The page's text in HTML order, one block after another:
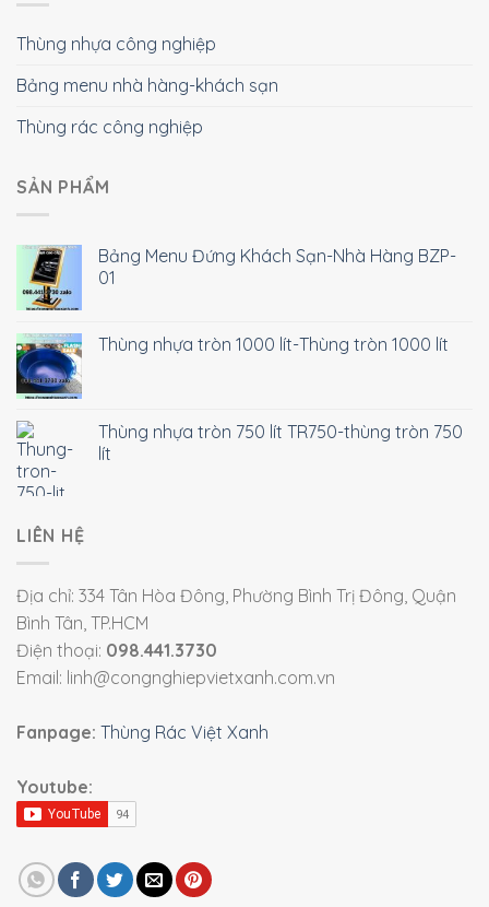
Thùng nhựa công nghiệp
Bảng menu nhà hàng-khách sạn
Thùng rác công nghiệp
SẢN PHẨM
Bảng Menu Đứng Khách Sạn-Nhà Hàng BZP-
01
Thùng nhựa tròn 1000 lít-Thùng tròn 1000 lít
Thùng nhựa tròn 750 lít TR750-thùng tròn 750
lít
LIÊN HỆ
Địa chỉ: 334 Tân Hòa Đông, Phường Bình Trị Đông, Quận
Bình Tân, TP.HCM
Điện thoại: 098.441.3730
Email: linh@congnghiepvietxanh.com.vn
Fanpage: Thùng Rác Việt Xanh
Youtube: